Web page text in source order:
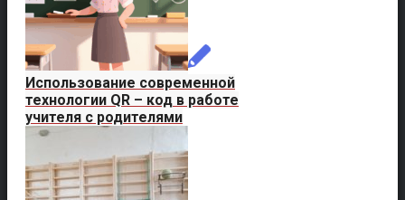
Использование современной
технологии QR – код в работе
учителя с родителями